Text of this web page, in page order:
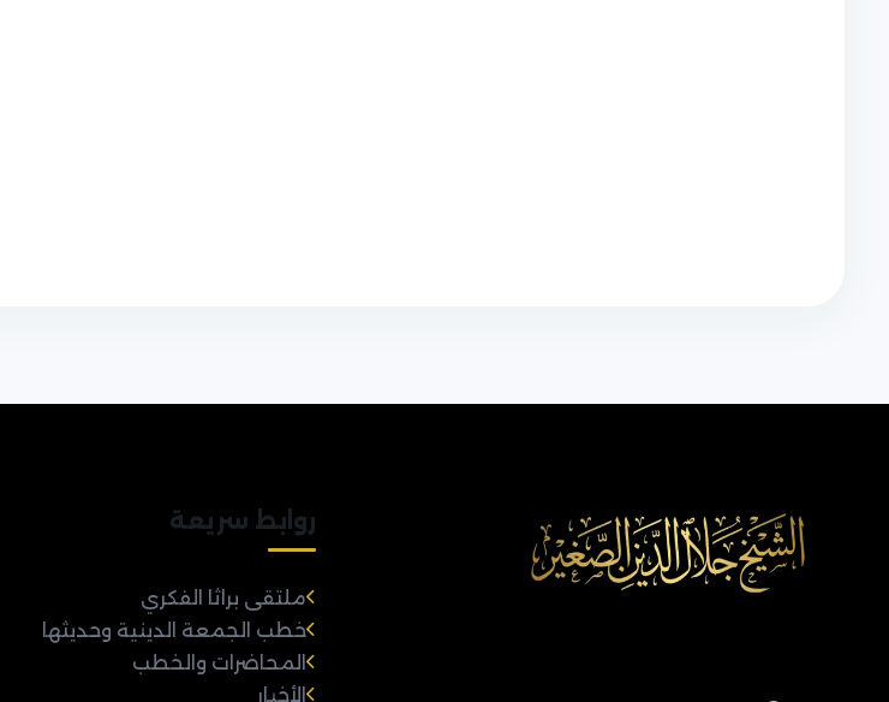
روابط سريعة
ملتقى براثا الفكري
خطب الجمعة الدينية وحديثها
المحاضرات والخطب
الأخبار